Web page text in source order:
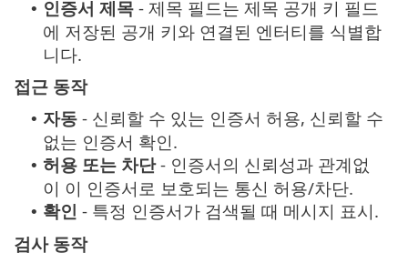
• 인증서 제목 - 제목 필드는 제목 공개 키 필드
에 저장된 공개 키와 연결된 엔터티를 식별합
니다.
접근 동작
• 자동 - 신뢰할 수 있는 인증서 허용, 신뢰할 수
없는 인증서 확인.
• 허용 또는 차단- 인증서의 신뢰성과 관계없
이 이 인증서로 보호되는 통신 허용/차단.
• 확인 - 특정 인증서가 검색될 때 메시지 표시.
검사 동작